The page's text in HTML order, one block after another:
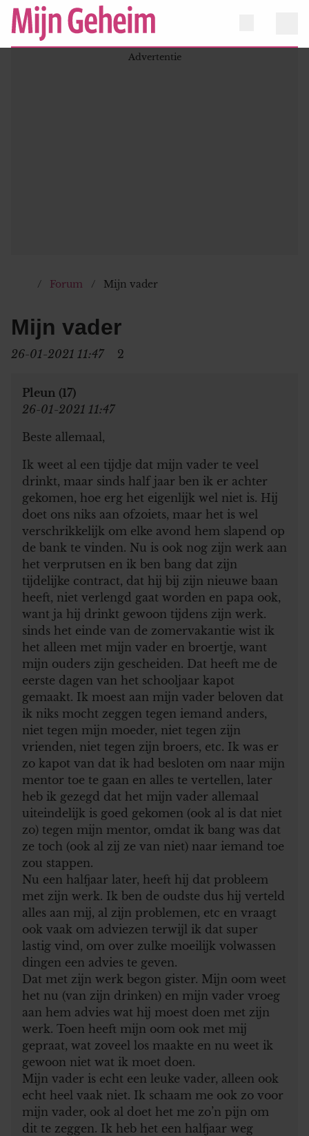
Forum Mijn vader
Mijn vader
26-01-2021 11:47 2
Pleun (17)
26-01-2021 11:47
Beste allemaal,
Ik weet al een tijdje dat mijn vader te veel
drinkt, maar sinds half jaar ben ik er achter
gekomen, hoe erg het eigenlijk wel niet is. Hij
doet ons niks aan ofzoiets, maar het is wel
verschrikkelijk om elke avond hem slapend op
de bank te vinden. Nu is ook nog zijn werk aan
het verprutsen en ik ben bang dat zijn
tijdelijke contract, dat hij bij zijn nieuwe baan
heeft, niet verlengd gaat worden en papa ook,
want ja hij drinkt gewoon tijdens zijn werk.
sinds het einde van de zomervakantie wist ik
het alleen met mijn vader en broertje, want
mijn ouders zijn gescheiden. Dat heeft me de
eerste dagen van het schooljaar kapot
gemaakt. Ik moest aan mijn vader beloven dat
ik niks mocht zeggen tegen iemand anders,
niet tegen mijn moeder, niet tegen zijn
vrienden, niet tegen zijn broers, etc. Ik was er
zo kapot van dat ik had besloten om naar mijn
mentor toe te gaan en alles te vertellen, later
heb ik gezegd dat het mijn vader allemaal
uiteindelijk is goed gekomen (ook al is dat niet
zo) tegen mijn mentor, omdat ik bang was dat
ze toch (ook al zij ze van niet) naar iemand toe
zou stappen.
Nu een halfjaar later, heeft hij dat probleem
met zijn werk. Ik ben de oudste dus hij verteld
alles aan mij, al zijn problemen, etc en vraagt
ook vaak om adviezen terwijl ik dat super
lastig vind, om over zulke moeilijk volwassen
dingen een advies te geven.
Dat met zijn werk begon gister. Mijn oom weet
het nu (van zijn drinken) en mijn vader vroeg
aan hem advies wat hij moest doen met zijn
werk. Toen heeft mijn oom ook met mij
gepraat, wat zoveel los maakte en nu weet ik
gewoon niet wat ik moet doen.
Mijn vader is echt een leuke vader, alleen ook
echt heel vaak niet. Ik schaam me ook zo voor
mijn vader, ook al doet het me zo’n pijn om
dit te zeggen. Ik heb het een halfjaar weg